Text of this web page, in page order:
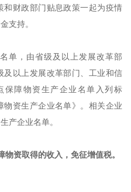
财政部门贴息政策一起为疫情
支持。
单，由省级及以上发展改革部
及以上发展改革部门、工业和信
保障物资生产企业名单入列标
资生产企业名单》。相关企业
产企业名单。
资取得的收入，免征增值税。